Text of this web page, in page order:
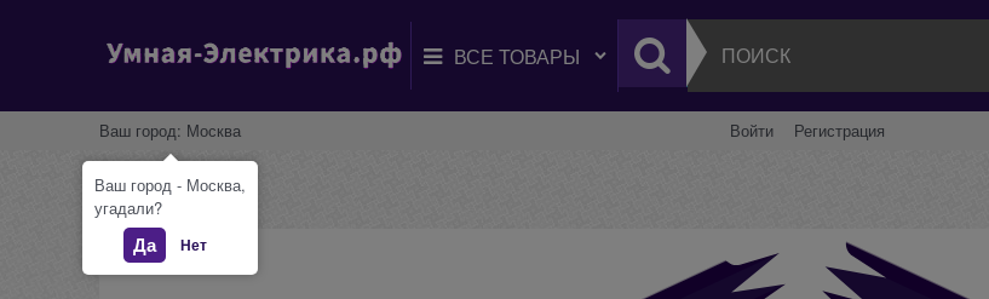
Ваш город: Москва Войти Регистрация
Ваш город - Москва,
угадали?
Да Нет